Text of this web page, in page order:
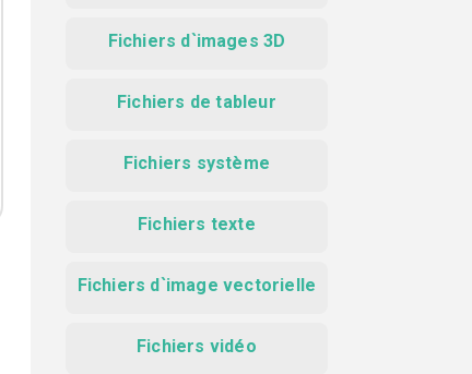
Fichiers d`images 3D
Fichiers de tableur
Fichiers système
Fichiers texte
Fichiers d`image vectorielle
Fichiers vidéo